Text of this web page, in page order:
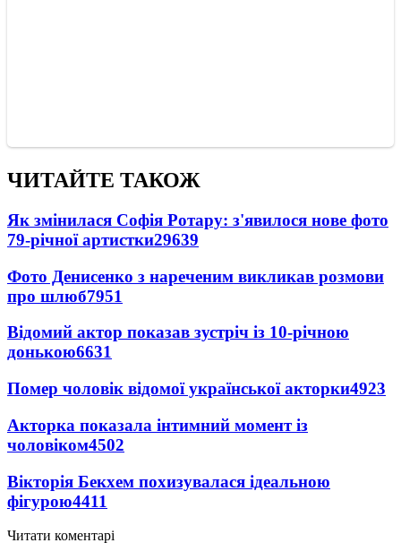
ЧИТАЙТЕ ТАКОЖ
Як змінилася Софія Ротару: з'явилося нове фото
79-річної артистки29639
Фото Денисенко з нареченим викликав розмови
про шлюб7951
Відомий актор показав зустріч із 10-річною
донькою6631
Помер чоловік відомої української акторки4923
Акторка показала інтимний момент із
чоловіком4502
Вікторія Бекхем похизувалася ідеальною
фігурою4411
Читати коментарі